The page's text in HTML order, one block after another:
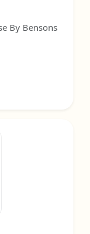
By Bensons